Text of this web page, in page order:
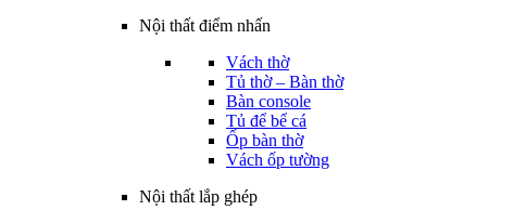
Nội thất điểm nhấn
Vách thờ
Tủ thờ – Bàn thờ
Bàn console
Tủ để bể cá
Ốp bàn thờ
Vách ốp tường
Nội thất lắp ghép